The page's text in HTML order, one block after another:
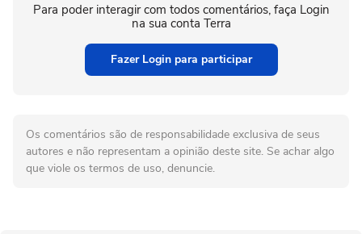
Para poder interagir com todos comentários, faça Login
na sua conta Terra
Fazer Login para participar
Os comentários são de responsabilidade exclusiva de seus
autores e não representam a opinião deste site. Se achar algo
que viole os termos de uso, denuncie.